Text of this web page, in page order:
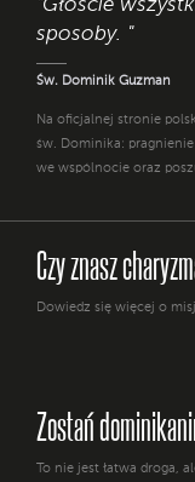
"Głoście
sposoby. "
Św. Dominik Guzman
Na oficjalnej stronie
św. Dominika:
we wspólnocie oraz
Czy znasz
Dowiedz się więcej o
Zostań
To nie jest łatwa droga,